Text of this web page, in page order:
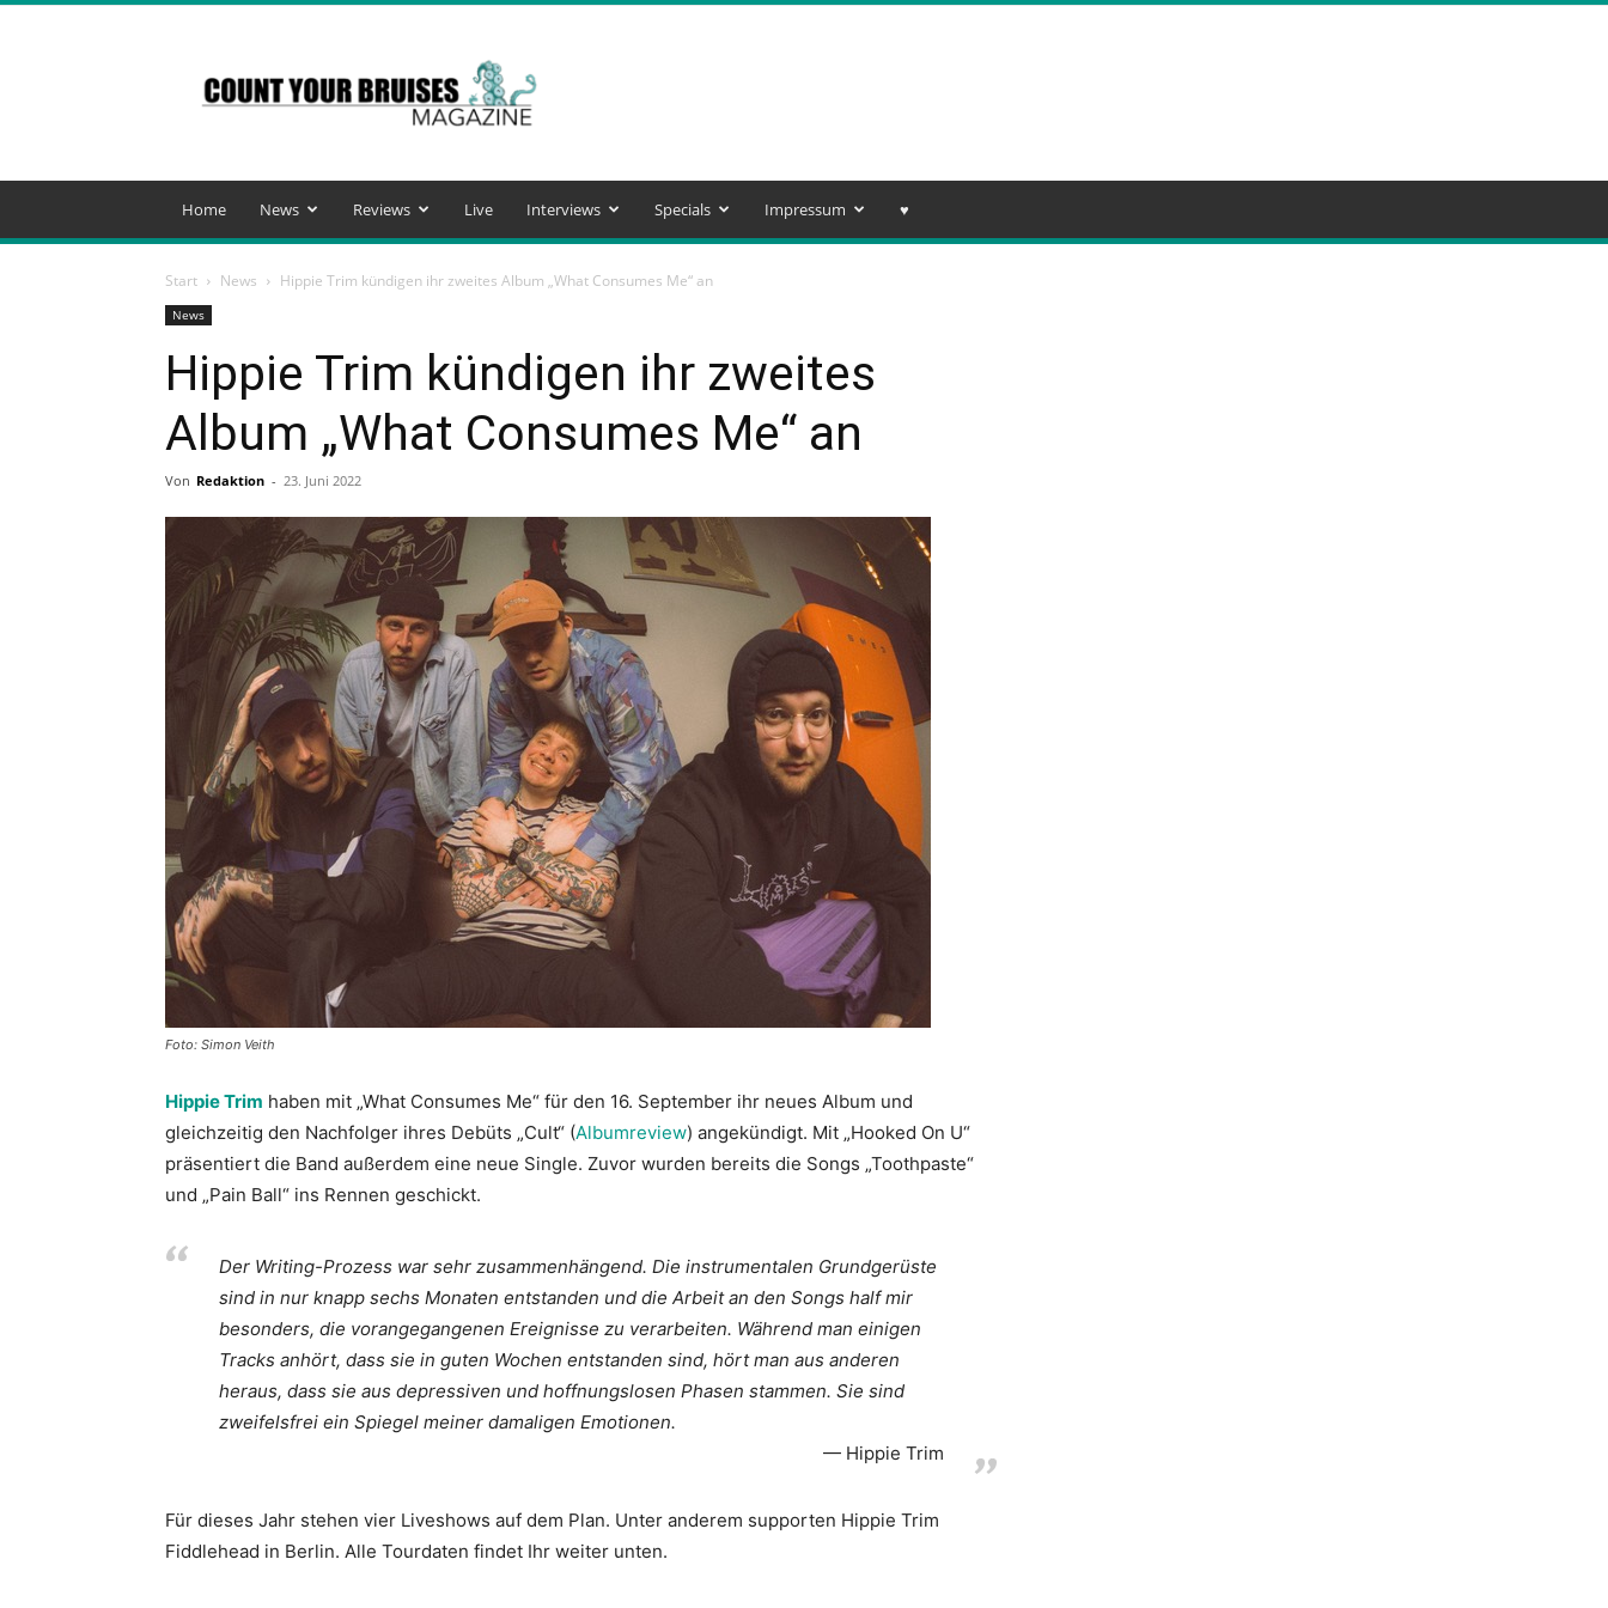
Your
Bruises
Magazine
Home News Reviews Live Interviews Specials Impressum ♥️
Start News Hippie Trim kündigen ihr zweites Album „What Consumes Me“ an
News
Hippie Trim kündigen ihr zweites
Album „What Consumes Me“ an
Von Redaktion - 23. Juni 2022
Foto: Simon Veith
Hippie Trim haben mit „What Consumes Me“ für den 16. September ihr neues Album und
gleichzeitig den Nachfolger ihres Debüts „Cult“ (Albumreview) angekündigt. Mit „Hooked On U“
präsentiert die Band außerdem eine neue Single. Zuvor wurden bereits die Songs „Toothpaste“
und „Pain Ball“ ins Rennen geschickt.
Der Writing-Prozess war sehr zusammenhängend. Die instrumentalen Grundgerüste
sind in nur knapp sechs Monaten entstanden und die Arbeit an den Songs half mir
besonders, die vorangegangenen Ereignisse zu verarbeiten. Während man einigen
Tracks anhört, dass sie in guten Wochen entstanden sind, hört man aus anderen
heraus, dass sie aus depressiven und hoffnungslosen Phasen stammen. Sie sind
zweifelsfrei ein Spiegel meiner damaligen Emotionen.
Hippie Trim
Für dieses Jahr stehen vier Liveshows auf dem Plan. Unter anderem supporten Hippie Trim
Fiddlehead in Berlin. Alle Tourdaten findet Ihr weiter unten.